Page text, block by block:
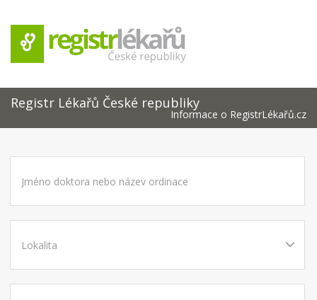
Registr Lékařů České republiky
Informace o RegistrLékařů.cz